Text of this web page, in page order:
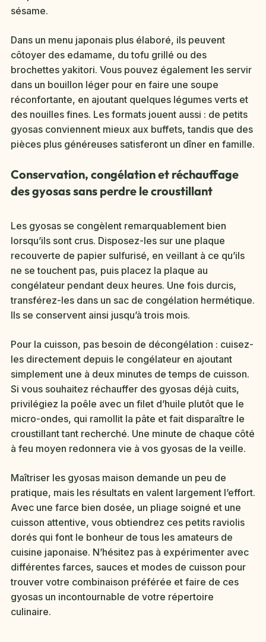
sésame.
Dans un menu japonais plus élaboré, ils peuvent
côtoyer des edamame, du tofu grillé ou des
brochettes yakitori. Vous pouvez également les servir
dans un bouillon léger pour en faire une soupe
réconfortante, en ajoutant quelques légumes verts et
des nouilles fines. Les formats jouent aussi : de petits
gyosas conviennent mieux aux buffets, tandis que des
pièces plus généreuses satisferont un dîner en famille.
Conservation, congélation et réchauffage
des gyosas sans perdre le croustillant
Les gyosas se congèlent remarquablement bien
lorsqu’ils sont crus. Disposez-les sur une plaque
recouverte de papier sulfurisé, en veillant à ce qu’ils
ne se touchent pas, puis placez la plaque au
congélateur pendant deux heures. Une fois durcis,
transférez-les dans un sac de congélation hermétique.
Ils se conservent ainsi jusqu’à trois mois.
Pour la cuisson, pas besoin de décongélation : cuisez-
les directement depuis le congélateur en ajoutant
simplement une à deux minutes de temps de cuisson.
Si vous souhaitez réchauffer des gyosas déjà cuits,
privilégiez la poêle avec un filet d’huile plutôt que le
micro-ondes, qui ramollit la pâte et fait disparaître le
croustillant tant recherché. Une minute de chaque côté
à feu moyen redonnera vie à vos gyosas de la veille.
Maîtriser les gyosas maison demande un peu de
pratique, mais les résultats en valent largement l’effort.
Avec une farce bien dosée, un pliage soigné et une
cuisson attentive, vous obtiendrez ces petits raviolis
dorés qui font le bonheur de tous les amateurs de
cuisine japonaise. N’hésitez pas à expérimenter avec
différentes farces, sauces et modes de cuisson pour
trouver votre combinaison préférée et faire de ces
gyosas un incontournable de votre répertoire
culinaire.